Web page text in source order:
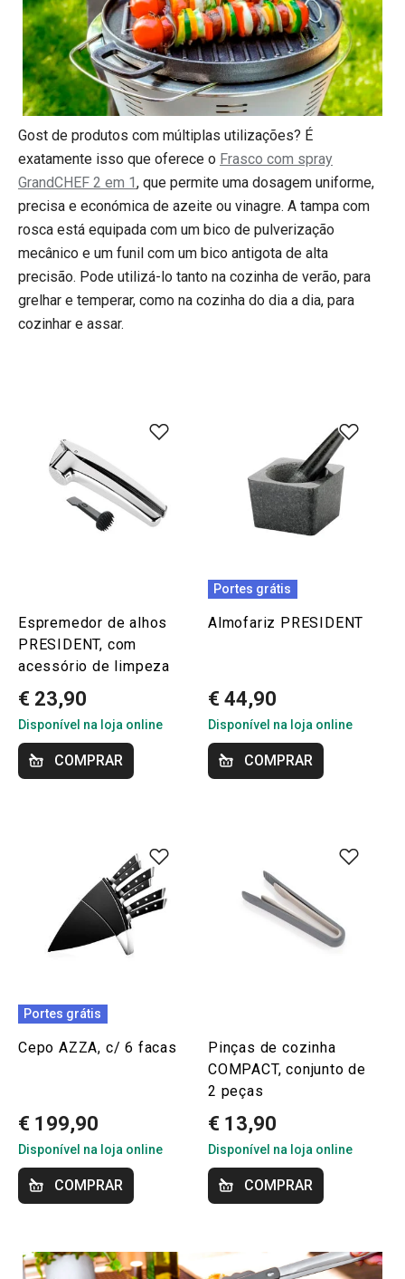
Gost de produtos com múltiplas utilizações? É
exatamente isso que oferece o Frasco com spray
GrandCHEF 2 em 1, que permite uma dosagem uniforme,
precisa e económica de azeite ou vinagre. A tampa com
rosca está equipada com um bico de pulverização
mecânico e um funil com um bico antigota de alta
precisão. Pode utilizá-lo tanto na cozinha de verão, para
grelhar e temperar, como na cozinha do dia a dia, para
cozinhar e assar.
Espremedor de alhos
PRESIDENT, com
acessório de limpeza
€ 23,90
Disponível na loja online
COMPRAR
Portes grátis
Almofariz PRESIDENT
€ 44,90
Disponível na loja online
COMPRAR
Portes grátis
Cepo AZZA, c/ 6 facas
€ 199,90
Disponível na loja online
COMPRAR
Pinças de cozinha
COMPACT, conjunto de
2 peças
€ 13,90
Disponível na loja online
COMPRAR